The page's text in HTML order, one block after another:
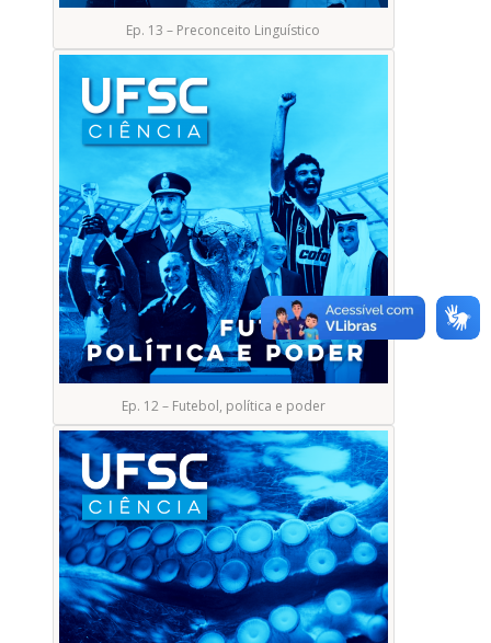
Ep. 13 – Preconceito Linguístico
Ep. 12 – Futebol, política e poder